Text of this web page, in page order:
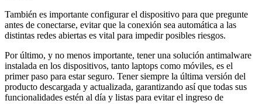
También es importante configurar el dispositivo para que pregunte
antes de conectarse, evitar que la conexión sea automática a las
distintas redes abiertas es vital para impedir posibles riesgos.
Por último, y no menos importante, tener una solución antimalware
instalada en los dispositivos, tanto laptops como móviles, es el
primer paso para estar seguro. Tener siempre la última versión del
producto descargada y actualizada, garantizando así que todas sus
funcionalidades estén al día y listas para evitar el ingreso de